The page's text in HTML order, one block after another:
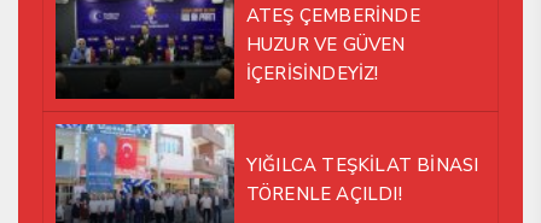
ATEŞ ÇEMBERİNDE
HUZUR VE GÜVEN
İÇERİSİNDEYİZ!
YIĞILCA TEŞKİLAT BİNASI
TÖRENLE AÇILDI!